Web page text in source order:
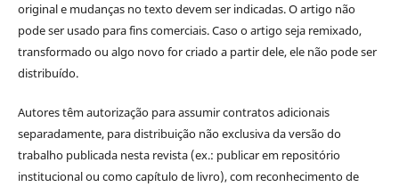
original e mudanças no texto devem ser indicadas. O artigo não
pode ser usado para fins comerciais. Caso o artigo seja remixado,
transformado ou algo novo for criado a partir dele, ele não pode ser
distribuído.
Autores têm autorização para assumir contratos adicionais
separadamente, para distribuição não exclusiva da versão do
trabalho publicada nesta revista (ex.: publicar em repositório
institucional ou como capítulo de livro), com reconhecimento de